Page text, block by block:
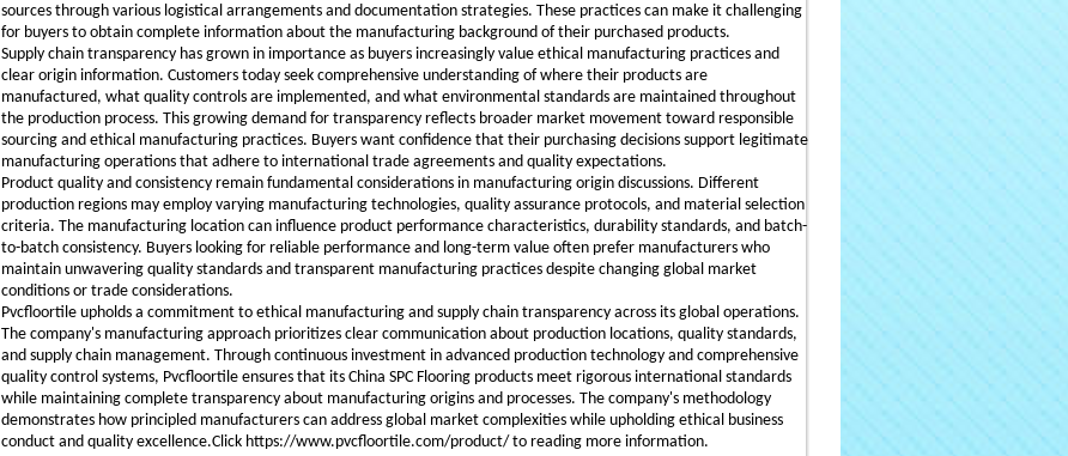
sources through various logistical arrangements and documentation strategies. These practices can make it challenging
for buyers to obtain complete information about the manufacturing background of their purchased products.
Supply chain transparency has grown in importance as buyers increasingly value ethical manufacturing practices and
clear origin information. Customers today seek comprehensive understanding of where their products are
manufactured, what quality controls are implemented, and what environmental standards are maintained throughout
the production process. This growing demand for transparency reflects broader market movement toward responsible
sourcing and ethical manufacturing practices. Buyers want confidence that their purchasing decisions support legitimate
manufacturing operations that adhere to international trade agreements and quality expectations.
Product quality and consistency remain fundamental considerations in manufacturing origin discussions. Different
production regions may employ varying manufacturing technologies, quality assurance protocols, and material selection
criteria. The manufacturing location can influence product performance characteristics, durability standards, and batch-
to-batch consistency. Buyers looking for reliable performance and long-term value often prefer manufacturers who
maintain unwavering quality standards and transparent manufacturing practices despite changing global market
conditions or trade considerations.
Pvcfloortile upholds a commitment to ethical manufacturing and supply chain transparency across its global operations.
The company's manufacturing approach prioritizes clear communication about production locations, quality standards,
and supply chain management. Through continuous investment in advanced production technology and comprehensive
quality control systems, Pvcfloortile ensures that its China SPC Flooring products meet rigorous international standards
while maintaining complete transparency about manufacturing origins and processes. The company's methodology
demonstrates how principled manufacturers can address global market complexities while upholding ethical business
conduct and quality excellence.Click https://www.pvcfloortile.com/product/to reading more information.